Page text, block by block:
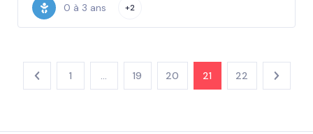
0 à 3 ans +2
1 19 20 21 22